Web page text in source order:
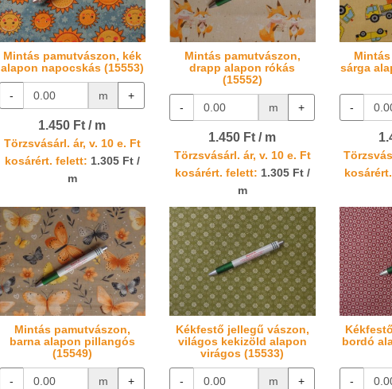
Mintás pamutvászon, kék
alapon napocskás (15553)
- m +
1.450 Ft / m
Törzsvásárl. ár, v. 10 e. Ft
kosárért. felett: 1.305 Ft /
m
Mintás pamutvászon,
drapp alapon rókás
(15552)
- m +
1.450 Ft / m
Törzsvásárl. ár, v. 10 e. Ft
kosárért. felett: 1.305 Ft /
m
sárga
-
Mintás pamutvászon,
barna alapon pillangós
(15549)
- m +
Kékfestő jellegű vászon,
világos kekizöld alapon
virágos (15533)
- m +
bordó
-